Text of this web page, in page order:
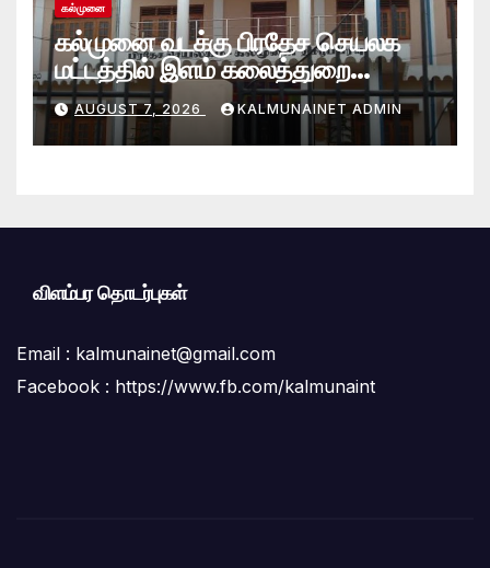
கல்முனை
கல்முனை வடக்கு பிரதேச செயலக
மட்டத்தில் இளம் கலைத்துறை
சாதனையாளர்களை உருவாக்கும்
தேசியஇளைஞர்விருது_விழா 2026
AUGUST 7, 2026 KALMUNAINET ADMIN
விளம்பர தொடர்புகள்
Email : kalmunainet@gmail.com
Facebook : https://www.fb.com/kalmunaint